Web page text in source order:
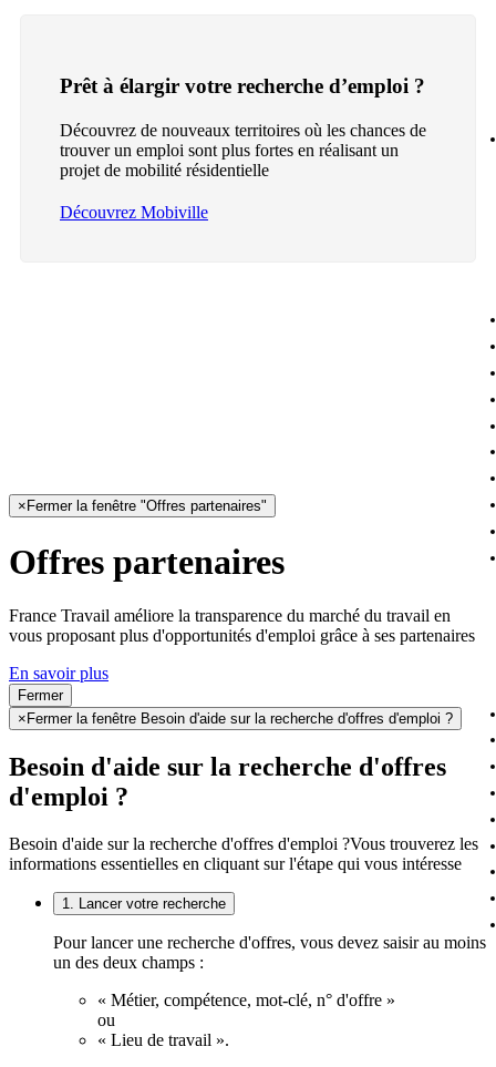
Prêt à élargir votre recherche d’emploi ?
Découvrez de nouveaux territoires où les chances de
trouver un emploi sont plus fortes en réalisant un
projet de mobilité résidentielle
Découvrez Mobiville
× Fermer la fenêtre "Offres partenaires"
Offres partenaires
France Travail améliore la transparence du marché du travail en
vous proposant plus d'opportunités d'emploi grâce à ses partenaires
En savoir plus
Fermer
× Fermer la fenêtre Besoin d'aide sur la recherche d'offres d'emploi ?
Besoin d'aide sur la recherche d'offres
d'emploi ?
Besoin d'aide sur la recherche d'offres d'emploi ?Vous trouverez les
informations essentielles en cliquant sur l'étape qui vous intéresse
1. Lancer votre recherche
Pour lancer une recherche d'offres, vous devez saisir au moins
un des deux champs :
« Métier, compétence, mot-clé, n° d'offre »
ou
« Lieu de travail ».